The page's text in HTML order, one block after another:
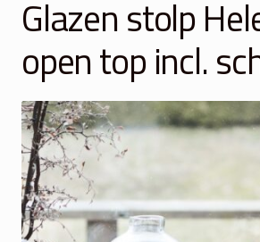
Winkelmand
Over Ons
Veelgestelde vragen
Contact
Glazen stolp
open top incl.